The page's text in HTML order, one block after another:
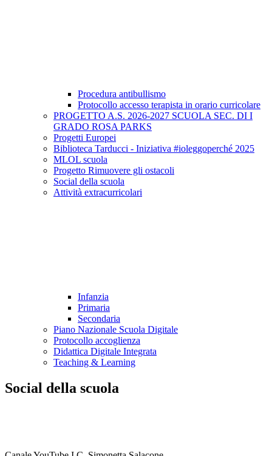
Procedura antibullismo
Protocollo accesso terapista in orario curricolare
PROGETTO A.S. 2026-2027 SCUOLA SEC. DI I
GRADO ROSA PARKS
Progetti Europei
Biblioteca Tarducci - Iniziativa #ioleggoperché 2025
MLOL scuola
Progetto Rimuovere gli ostacoli
Social della scuola
Attività extracurricolari
Infanzia
Primaria
Secondaria
Piano Nazionale Scuola Digitale
Protocollo accoglienza
Didattica Digitale Integrata
Teaching & Learning
Social della scuola